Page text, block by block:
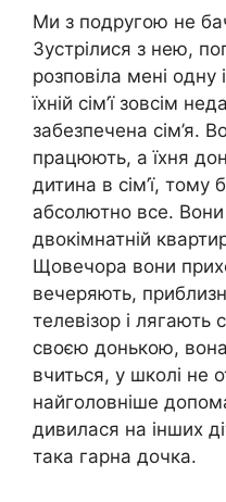
Ми з подругою не
Зустрілися з нею,
розповіла мені
їхній сім’ї зовсім
забезпечена сім’я.
працюють, а їхня
дитина в сім’ї, тому
абсолютно все.
двокімнатній
Щовечора вони
вечеряють,
телевізор і
своєю донькою,
вчиться, у школі не
найголовніше
дивилася на інших
така гарна дочка.